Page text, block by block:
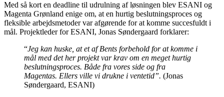
Med så kort en deadline til udrulning af løsningen blev ESANI og
Magenta Grønland enige om, at en hurtig beslutningsproces og
fleksible arbejdsmetoder var afgørende for at komme succesfuldt i
mål. Projektleder for ESANI, Jonas Søndergaard forklarer:
“Jeg kan huske, at et af Bents forbehold for at komme i
mål med det her projekt var krav om en meget hurtig
beslutningsproces. Både fra vores side og fra
Magentas. Ellers ville vi drukne i ventetid”. (Jonas
Søndergaard, ESANI)